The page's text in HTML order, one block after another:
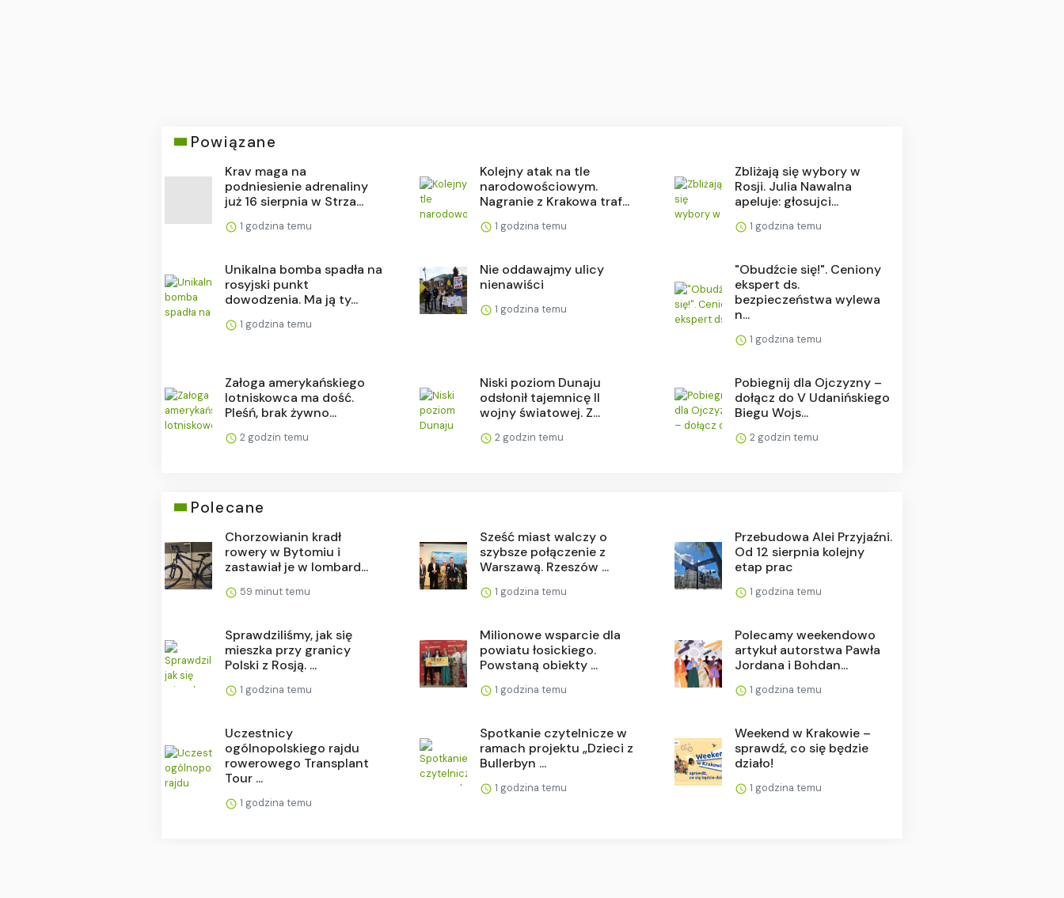
Powiązane
Krav maga na
podniesienie adrenaliny
już 16 sierpnia w Strza...
1 godzina temu
Kolejny atak na tle
narodowościowym.
Nagranie z Krakowa traf...
1 godzina temu
Zbliżają się wybory w
Rosji. Julia Nawalna
apeluje: głosujci...
1 godzina temu
Unikalna bomba spadła na
rosyjski punkt
dowodzenia. Ma ją ty...
1 godzina temu
Nie oddawajmy ulicy
nienawiści
1 godzina temu
"Obudźcie się!". Ceniony
ekspert ds.
bezpieczeństwa wylewa
n...
1 godzina temu
Załoga amerykańskiego
lotniskowca ma dość.
Pleśń, brak żywno...
2 godzin temu
Niski poziom Dunaju
odsłonił tajemnicę II
wojny światowej. Z...
2 godzin temu
Pobiegnij dla Ojczyzny –
dołącz do V Udanińskiego
Biegu Wojs...
2 godzin temu
Polecane
Chorzowianin kradł
rowery w Bytomiu i
zastawiał je w lombard...
59 minut temu
Sześć miast walczy o
szybsze połączenie z
Warszawą. Rzeszów ...
1 godzina temu
Przebudowa Alei Przyjaźni.
Od 12 sierpnia kolejny
etap prac
1 godzina temu
Sprawdziliśmy, jak się
mieszka przy granicy
Polski z Rosją. ...
1 godzina temu
Milionowe wsparcie dla
powiatu łosickiego.
Powstaną obiekty ...
1 godzina temu
Polecamy weekendowo
artykuł autorstwa Pawła
Jordana i Bohdan...
1 godzina temu
Uczestnicy
ogólnopolskiego rajdu
rowerowego Transplant
Tour ...
1 godzina temu
Spotkanie czytelnicze w
ramach projektu „Dzieci z
Bullerbyn ...
1 godzina temu
Weekend w Krakowie –
sprawdź, co się będzie
działo!
1 godzina temu